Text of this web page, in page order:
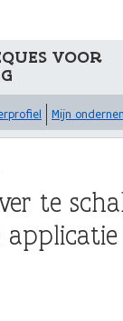
VOOR
Mijn
te